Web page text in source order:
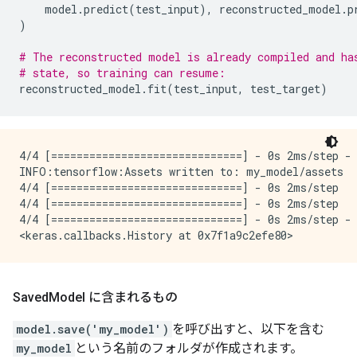
model .predict(test_input), reconstructed_model .
)
# The reconstructed model is already compiled and
# state, so training can resume:
reconstructed_model . fit(test_input, test_target)
4/4 [==============================] - 0s 2ms/
INFO:tensorflow:Assets written to: my_model/assets
4/4 [==============================] - 0s 2ms/step
4/4 [==============================] - 0s 2ms/step
4/4 [==============================] - 0s 2ms/
SavedModel に含まれるもの
model.save('my_model') を呼び出すと、以下を含む
my_model という名前のフォルダが作成されます。